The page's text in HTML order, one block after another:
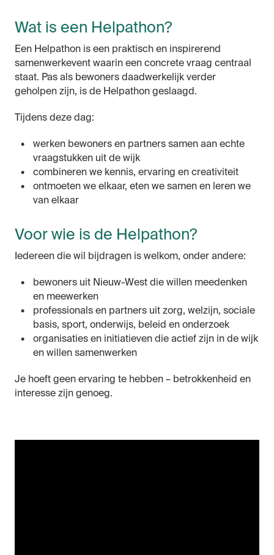
Wat is een Helpathon?
Een Helpathon is een praktisch en inspirerend
samenwerkevent waarin een concrete vraag centraal
staat. Pas als bewoners daadwerkelijk verder
geholpen zijn, is de Helpathon geslaagd.
Tijdens deze dag:
werken bewoners en partners samen aan echte
vraagstukken uit de wijk
combineren we kennis, ervaring en creativiteit
ontmoeten we elkaar, eten we samen en leren we
van elkaar
Voor wie is de Helpathon?
Iedereen die wil bijdragen is welkom, onder andere:
bewoners uit Nieuw-West die willen meedenken
en meewerken
professionals en partners uit zorg, welzijn, sociale
basis, sport, onderwijs, beleid en onderzoek
organisaties en initiatieven die actief zijn in de wijk
en willen samenwerken
Je hoeft geen ervaring te hebben – betrokkenheid en
interesse zijn genoeg.